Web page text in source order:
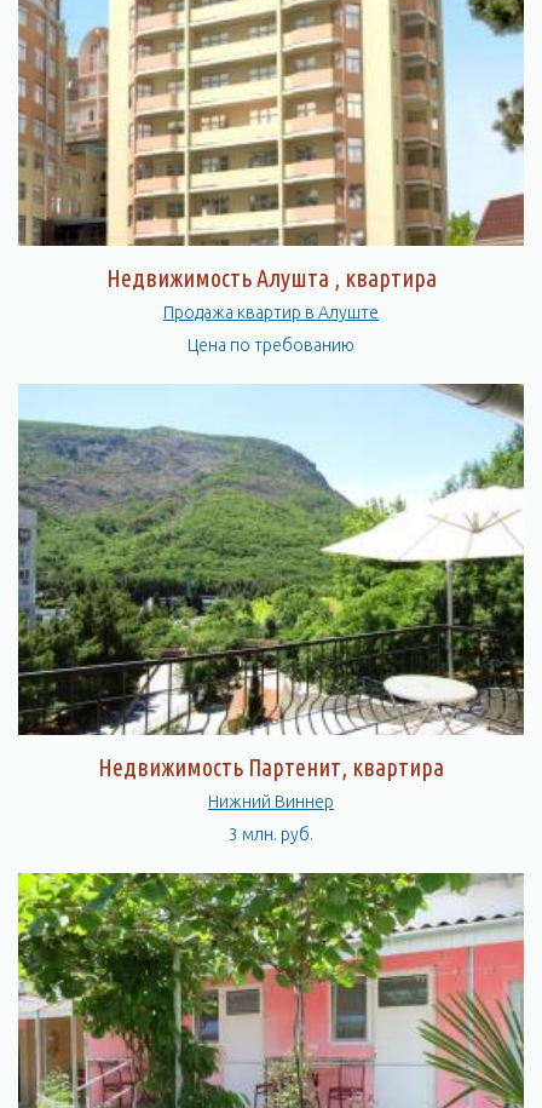
Недвижимость Алушта , квартира
Продажа квартир в Алуште
Цена по требованию
Недвижимость Партенит, квартира
Нижний Виннер
3 млн. руб.